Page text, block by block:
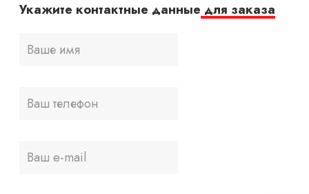
Укажите контактные данные для заказа